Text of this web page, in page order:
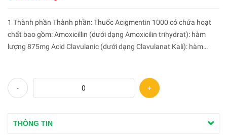
1 Thành phần Thành phần: Thuốc Acigmentin 1000 có chứa hoạt
chất bao gồm: Amoxicillin (dưới dạng Amoxicilin trihydrat): hàm
lượng 875mg Acid Clavulanic (dưới dạng Clavulanat Kali): hàm
- +
THÔNG TIN